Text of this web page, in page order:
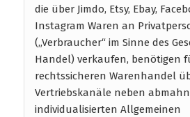
die über Jimdo, Etsy, Ebay,
Instagram Waren an
(„Verbraucher“ im Sinne des
Handel) verkaufen, benötigen
rechtssicheren Warenhandel
Vertriebskanäle neben
individualisierten Allgemeinen